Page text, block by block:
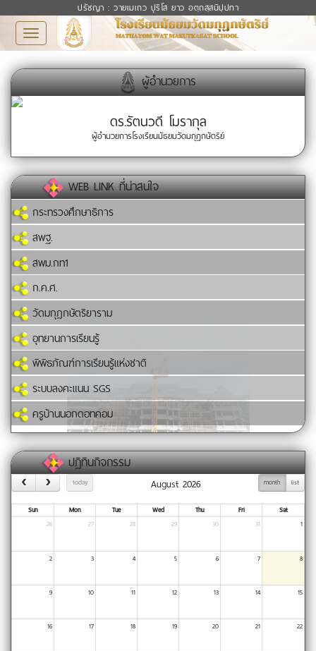
ปรัชญา : วายเมเถว ปุริโส ยาว อตฺถสฺสนิปฺปทา
Toggle
navigation
ผู้อำนวยการ
ดร.รัตนวดี โมรากุล
ผู้อำนวยการโรงเรียนมัธยมวัดมกุฏกษัตริย์
WEB LINK ที่น่าสนใจ
กระทรวงศึกษาธิการ
สพฐ.
สพม.กท1
ก.ค.ศ.
วัดมกุฏกษัตริยาราม
อุทยานการเรียนรู้
พิพิธภัณฑ์การเรียนรู้แห่งชาติ
ระบบลงคะแนน SGS
ครูบ้านนอกดอทคอม
ปฏิทินกิจกรรม
today month list
August 2026
Sun Mon Tue Wed Thu Fri
Sat
26
27 28 29 30 31 1
2 3 4 5 6 7 8
9 10 11 12 13 14 15
16 17 18 19 20 21 22